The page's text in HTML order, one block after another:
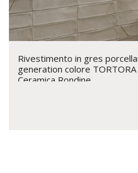
Rivestimento in gres
generation colore
Ceramica Rondine